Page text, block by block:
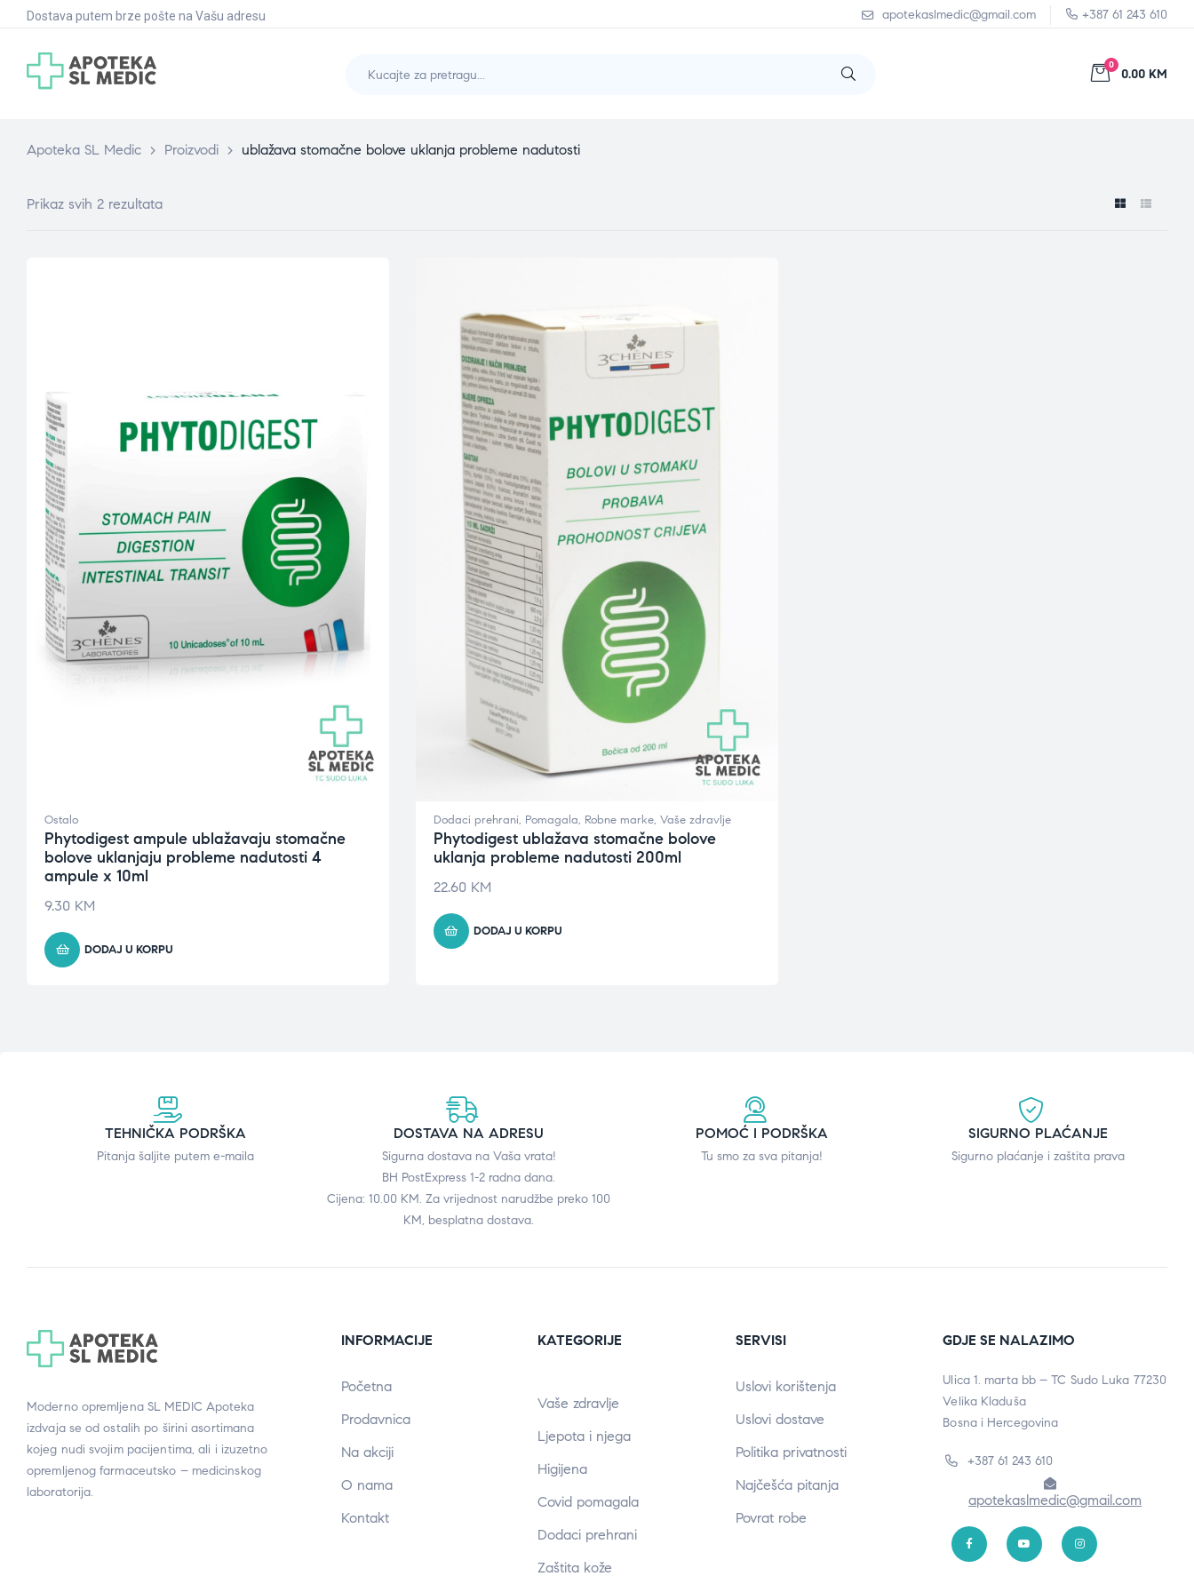
Dostava putem brze pošte na Vašu adresu apotekaslmedic@gmail.com +387 61 243 610
0
0.00 KM
Apoteka SL Medic > Proizvodi > ublažava stomačne bolove uklanja probleme nadutosti
Prikaz svih 2 rezultata
Ostalo
Phytodigest ampule ublažavaju stomačne
bolove uklanjaju probleme nadutosti 4
ampule x 10ml
9.30 KM
DODAJ U KORPU
Dodaci prehrani, Pomagala, Robne marke, Vaše zdravlje
Phytodigest ublažava stomačne bolove
uklanja probleme nadutosti 200ml
22.60 KM
DODAJ U KORPU
TEHNIČKA PODRŠKA
Pitanja šaljite putem e-maila
DOSTAVA NA ADRESU
Sigurna dostava na Vaša vrata!
BH PostExpress 1-2 radna dana.
Cijena: 10.00 KM. Za vrijednost narudžbe preko 100
KM, besplatna dostava.
POMOĆ I PODRŠKA
Tu smo za sva pitanja!
SIGURNO PLAĆANJE
Sigurno plaćanje i zaštita prava
Moderno opremljena SL MEDIC Apoteka
izdvaja se od ostalih po širini asortimana
kojeg nudi svojim pacijentima, ali i izuzetno
opremljenog farmaceutsko – medicinskog
laboratorija.
INFORMACIJE
Početna
Prodavnica
Na akciji
O nama
Kontakt
KATEGORIJE
Vaše zdravlje
Ljepota i njega
Higijena
Covid pomagala
Dodaci prehrani
Zaštita kože
SERVISI
Uslovi korištenja
Uslovi dostave
Politika privatnosti
Najčešća pitanja
Povrat robe
GDJE SE NALAZIMO
Ulica 1. marta bb – TC Sudo Luka 77230
Velika Kladuša
Bosna i Hercegovina
+387 61 243 610
apotekaslmedic@gmail.com